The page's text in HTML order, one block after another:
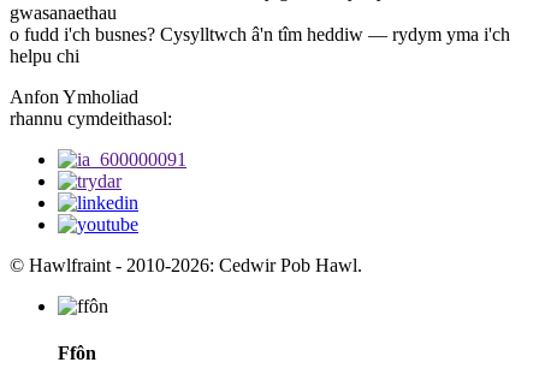
gwasanaethau
o fudd i'ch busnes? Cysylltwch â'n tîm heddiw — rydym yma i'ch
helpu chi
Anfon Ymholiad
rhannu cymdeithasol:
© Hawlfraint - 2010-2026: Cedwir Pob Hawl.
Ffôn